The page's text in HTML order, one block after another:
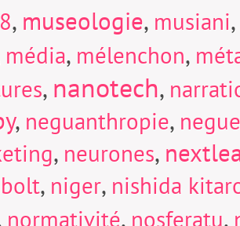
, museologie, musiani,
média, mélenchon,
, nanotech,
, neguanthropie,
, neurones,
, niger, nishida
normativité, nosferatu,